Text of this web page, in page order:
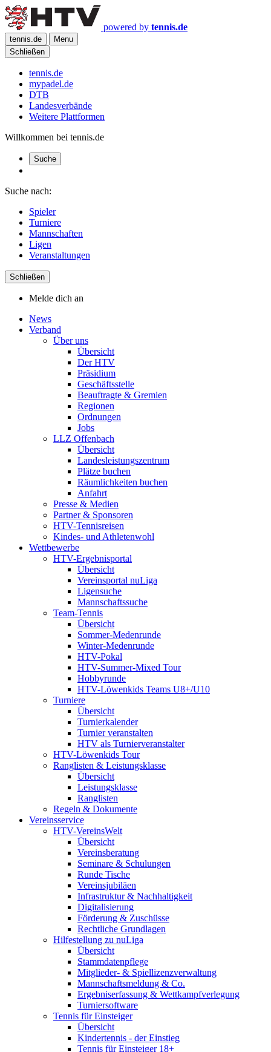
powered by tennis.de
tennis.de
Menu
Schließen
tennis.de
mypadel.de
DTB
Landesverbände
Weitere Plattformen
Willkommen bei tennis.de
Suche
Suche nach:
Spieler
Turniere
Mannschaften
Ligen
Veranstaltungen
Schließen
Melde dich an
News
Verband
Über uns
Übersicht
Der HTV
Präsidium
Geschäftsstelle
Beauftragte & Gremien
Regionen
Ordnungen
Jobs
LLZ Offenbach
Übersicht
Landesleistungszentrum
Plätze buchen
Räumlichkeiten buchen
Anfahrt
Presse & Medien
Partner & Sponsoren
HTV-Tennisreisen
Kindes- und Athletenwohl
Wettbewerbe
HTV-Ergebnisportal
Übersicht
Vereinsportal nuLiga
Ligensuche
Mannschaftssuche
Team-Tennis
Übersicht
Sommer-Medenrunde
Winter-Medenrunde
HTV-Pokal
HTV-Summer-Mixed Tour
Hobbyrunde
HTV-Löwenkids Teams U8+/U10
Turniere
Übersicht
Turnierkalender
Turnier veranstalten
HTV als Turnierveranstalter
HTV-Löwenkids Tour
Ranglisten & Leistungsklasse
Übersicht
Leistungsklasse
Ranglisten
Regeln & Dokumente
Vereinsservice
HTV-VereinsWelt
Übersicht
Vereinsberatung
Seminare & Schulungen
Runde Tische
Vereinsjubiläen
Infrastruktur & Nachhaltigkeit
Digitalisierung
Förderung & Zuschüsse
Rechtliche Grundlagen
Hilfestellung zu nuLiga
Übersicht
Stammdatenpflege
Mitglieder- & Spiellizenzverwaltung
Mannschaftsmeldung & Co.
Ergebniserfassung & Wettkampfverlegung
Turniersoftware
Tennis für Einsteiger
Übersicht
Kindertennis - der Einstieg
Tennis für Einsteiger 18+